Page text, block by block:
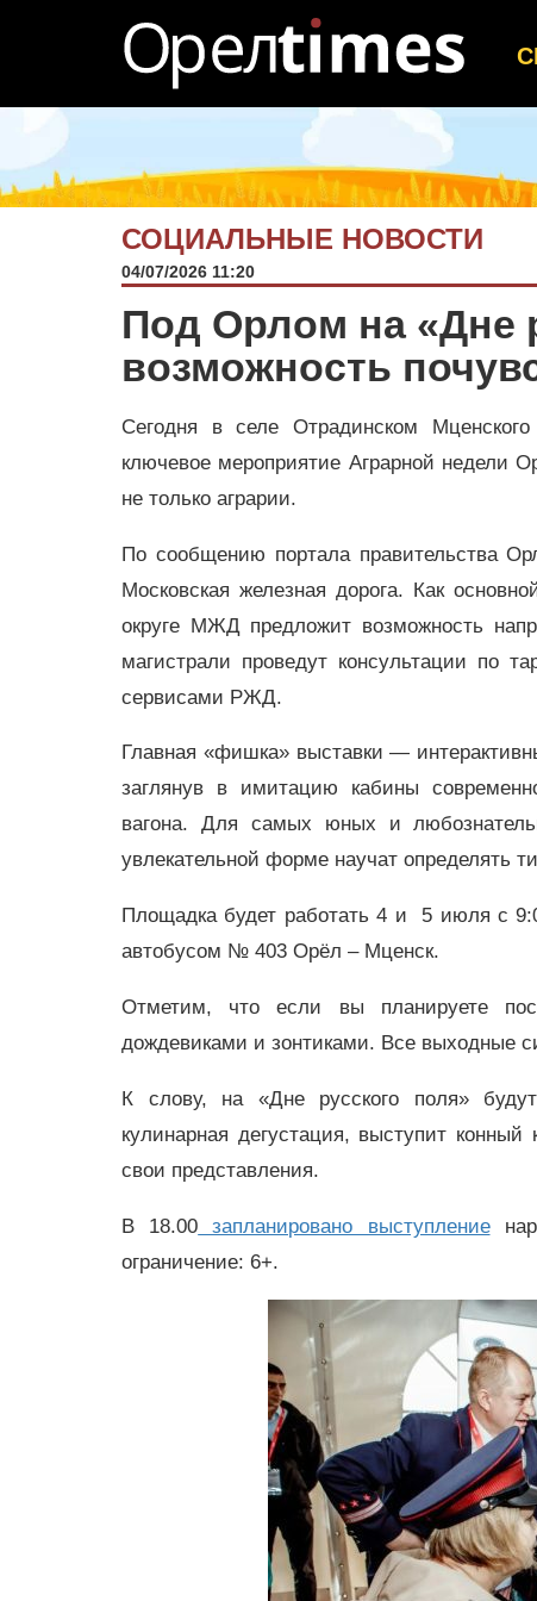
СОЦИАЛЬНЫЕ НОВОСТИ
04/07/2026 11:20
Под Орлом на «Дне
возможность
Сегодня в селе Отрадинском
ключевое мероприятие Аграрной недели
не только аграрии.
По сообщению портала правительства
Московская железная дорога. Как
округе МЖД предложит возможность
магистрали проведут консультации по
сервисами РЖД.
Главная «фишка» выставки —
заглянув в имитацию кабины
вагона. Для самых юных и
увлекательной форме научат определять
Площадка будет работать 4 и 5 июля с
автобусом № 403 Орёл – Мценск.
Отметим, что если вы планируете
дождевиками и зонтиками. Все выходные
К слову, на «Дне русского поля»
кулинарная дегустация, выступит конный
свои представления.
В 18.00 запланировано выступление
ограничение: 6+.